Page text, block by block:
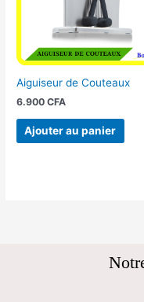
Aiguiseur de Couteaux
6.900CFA
Ajouter au panier